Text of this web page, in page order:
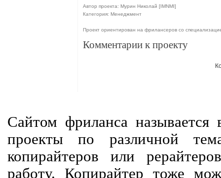
Автор проекта: Мурин Николай [IMNMI]
Категория: Менеджмент
Проект ориентирован на фрилансеров со
Комментарии к проекту
Сайтом фриланса называется
проекты по различной
копирайтеров или
работу. Копирайтер тоже